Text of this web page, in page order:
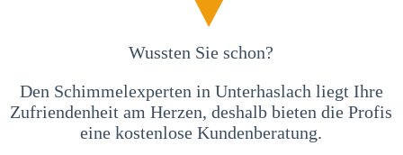
Wussten Sie schon?
Den Schimmelexperten in Unterhaslach liegt Ihre
Zufriendenheit am Herzen, deshalb bieten die Profis
eine kostenlose Kundenberatung.